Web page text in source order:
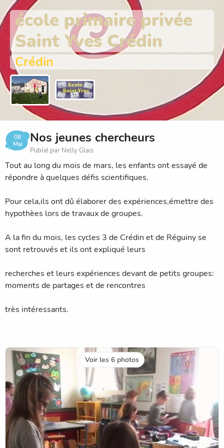
école primaire privée
Saint Yves Crédin
Crédin
08
Mai
Nos jeunes chercheurs
Publié par Nelly Glais
Tout au long du mois de mars, les enfants ont essayé de
répondre à quelques défis scientifiques.
Pour cela,ils ont dû élaborer des expériences,émettre des
hypothèes lors de travaux de groupes.
A la fin du mois, les cycles 3 de Crédin et de Réguiny se
sont retrouvés et ils ont expliqué leurs
recherches et leurs expériences devant de petits groupes:
moments de partages et de rencontres
très intéressants.
Voir les 6 photos